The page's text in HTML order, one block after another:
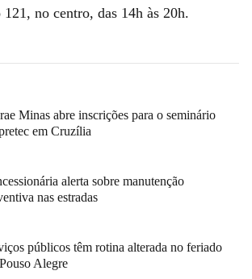
121, no centro, das 14h às 20h.
Minas abre inscrições para o seminário
em Cruzília
alerta sobre manutenção
nas estradas
públicos têm rotina alterada no feriado
Alegre